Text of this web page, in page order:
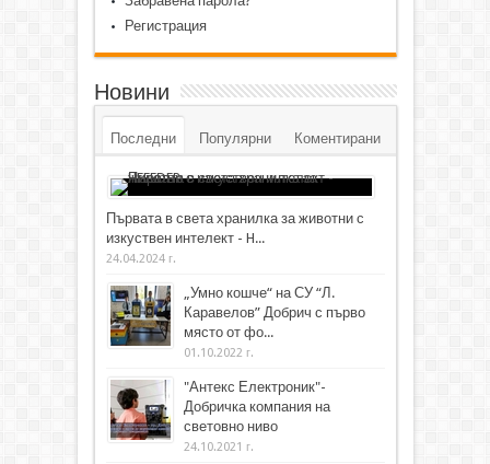
Регистрация
Новини
Последни Популярни Коментирани
Първата в света хранилка за животни с
изкуствен интелект - H...
24.04.2024 г.
„Умно кошче“ на СУ “Л.
Каравелов” Добрич с първо
място от фо...
01.10.2022 г.
"Антекс Електроник"-
Добричка компания на
световно ниво
24.10.2021 г.